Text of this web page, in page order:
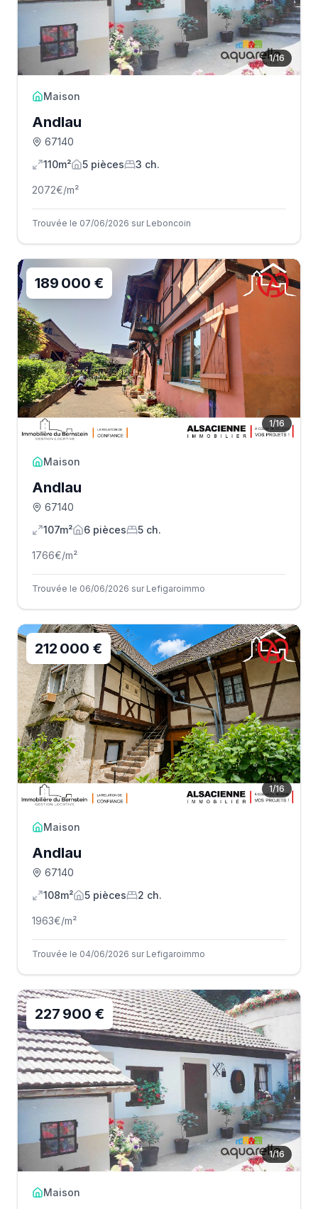
1/16
Maison
Andlau
67140
110m²
5 pièces 3 ch.
2072€/m²
Trouvée le 07/06/2026 sur Leboncoin
1/16
189 000 €
Maison
Andlau
67140
107m²
6 pièces 5 ch.
1766€/m²
Trouvée le 06/06/2026 sur Lefigaroimmo
1/16
212 000 €
Maison
Andlau
67140
108m²
5 pièces 2 ch.
1963€/m²
Trouvée le 04/06/2026 sur Lefigaroimmo
1/16
227 900 €
Maison